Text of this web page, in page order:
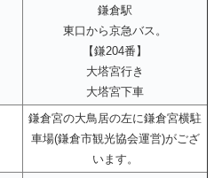
鎌倉駅
東口から京急バス。
【鎌204番】
大塔宮行き
大塔宮下車
鎌倉宮の大鳥居の左に鎌倉宮横駐
車場(鎌倉市観光協会運営)がござ
います。